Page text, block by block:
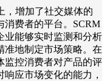
，增加了社交媒体的
消费者的平台。SCRM
业能够实时监测和分析
准地制定市场策略。在
监控消费者对产品的评
应市场变化的能力，